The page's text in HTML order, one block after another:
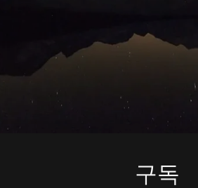
구독